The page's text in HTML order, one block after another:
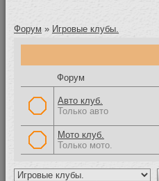
Форум » Игровые клубы.
Форум
Авто клуб.
Только авто
Мото клуб.
Только мото.